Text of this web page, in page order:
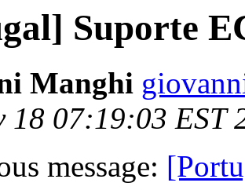
Suporte
Manghi
18 07:19:03 EST
message: